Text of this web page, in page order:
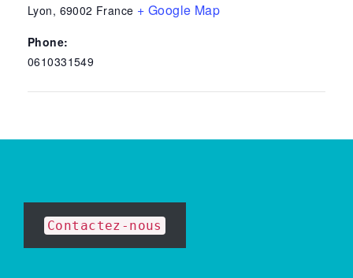
Lyon, 69002 France + Google Map
Phone:
0610331549
Contactez-nous